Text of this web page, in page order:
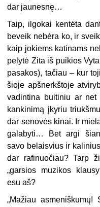
dar jaunesnę…
Taip, ilgokai kentėta
beveik nebėra ko, ir
kaip jokiems katinams
pelytė Zita iš puikios
pasakos), tačiau – kur
šioje apšnerkštoje
vadintina buitiniu ar net
kankinimą įkyriu
dar senovės kinai. Ir
galabyti… Bet argi
savo belaisvius ir
dar rafinuočiau? Tarp
„garsios muzikos
esu aš?
„Mažiau